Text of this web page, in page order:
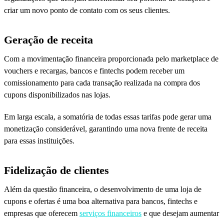
criar um novo ponto de contato com os seus clientes.
Geração de receita
Com a movimentação financeira proporcionada pelo marketplace de
vouchers e recargas, bancos e fintechs podem receber um
comissionamento para cada transação realizada na compra dos
cupons disponibilizados nas lojas.
Em larga escala, a somatória de todas essas tarifas pode gerar uma
monetização considerável, garantindo uma nova frente de receita
para essas instituições.
Fidelização de clientes
Além da questão financeira, o desenvolvimento de uma loja de
cupons e ofertas é uma boa alternativa para bancos, fintechs e
empresas que oferecem serviços financeiros e que desejam aumentar